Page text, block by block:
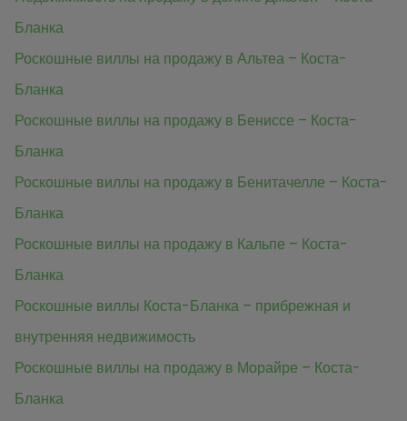
Бланка
Роскошные виллы на продажу в Альтеа – Коста-
Бланка
Роскошные виллы на продажу в Бениссе – Коста-
Бланка
Роскошные виллы на продажу в Бенитачелле – Коста-
Бланка
Роскошные виллы на продажу в Кальпе – Коста-
Бланка
Роскошные виллы Коста-Бланка – прибрежная и
внутренняя недвижимость
Роскошные виллы на продажу в Морайре – Коста-
Бланка